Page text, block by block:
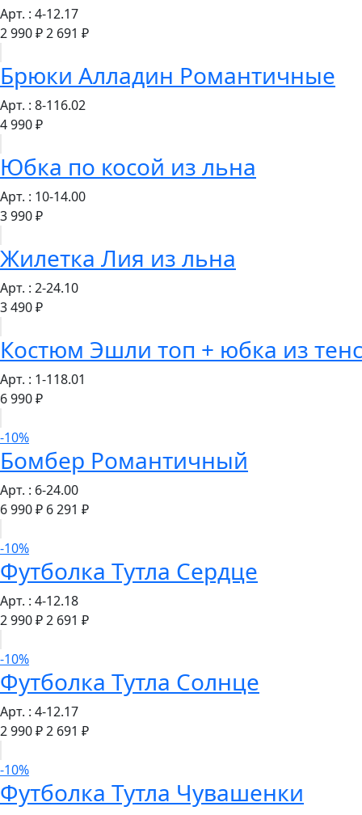
Арт. : 4-12.17
2 990 ₽2 691 ₽
Брюки Алладин Романтичные
Арт. : 8-116.02
4 990 ₽
Юбка по косой из льна
Арт. : 10-14.00
3 990 ₽
Жилетка Лия из льна
Арт. : 2-24.10
3 490 ₽
Костюм Эшли топ + юбка из
Арт. : 1-118.01
6 990 ₽
-10%
Бомбер Романтичный
Арт. : 6-24.00
6 990 ₽ 6 291 ₽
-10%
Футболка Тутла Сердце
Арт. : 4-12.18
2 990 ₽2 691 ₽
-10%
Футболка Тутла Солнце
Арт. : 4-12.17
2 990 ₽2 691 ₽
-10%
Футболка Тутла Чувашенки